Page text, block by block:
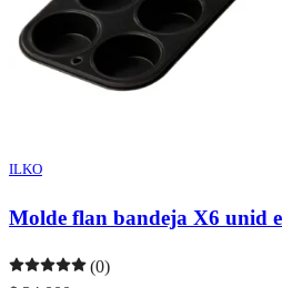
ILKO
Molde flan bandeja X6 unid
(0)